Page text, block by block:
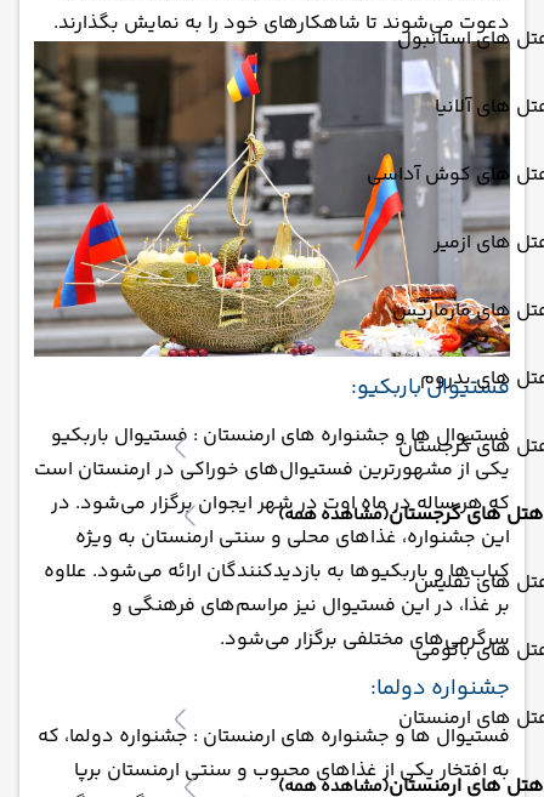
های استانبول
های آلانیا
های کوش آداسی
های ازمیر
های مارماریس
های بدروم
های گرجستان
هتل های گرجستان(مشاهده همه)
های تفلیس
های باتومی
های ارمنستان
هتل های ارمنستان(مشاهده همه)
دعوت می‌شوند تا شاهکارهای خود را به نمایش بگذارند.
فستیوال باربکیو:
فستیوال ها و جشنواره های ارمنستان : فستیوال باربکیو
یکی از مشهور‌ترین فستیوال‌های خوراکی در ارمنستان است
که هر ساله در ماه اوت در شهر ایجوان برگزار می‌شود. در
این جشنواره، غذاهای محلی و سنتی ارمنستان به ویژه
کباب‌ها و باربکیوها به بازدیدکنندگان ارائه می‌شود. علاوه
بر غذا، در این فستیوال نیز مراسم‌های فرهنگی و
سرگرمی‌های مختلفی برگزار می‌شود.
جشنواره دولما:
فستیوال ها و جشنواره های ارمنستان : جشنواره دولما، که
به افتخار یکی از غذاهای محبوب و سنتی ارمنستان برپا